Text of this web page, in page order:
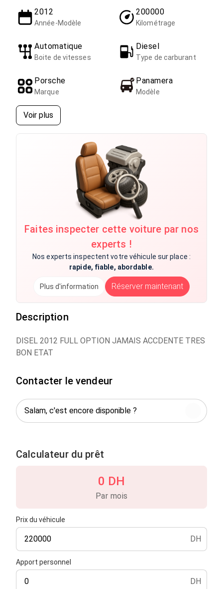
2012
Année-Modèle
200000
Kilométrage
Automatique
Boite de vitesses
Diesel
Type de carburant
Porsche
Marque
Panamera
Modèle
Voir plus
Faites inspecter cette voiture par nos
experts !
Nos experts inspectent votre véhicule sur place :
rapide, fiable, abordable.
Plus d'information Réserver maintenant
Description
DISEL 2012 FULL OPTION JAMAIS ACCDENTE TRES
BON ETAT
Contacter le vendeur
Calculateur du prêt
Prix du véhicule
DH
Apport personnel
DH
0 DH
Par mois